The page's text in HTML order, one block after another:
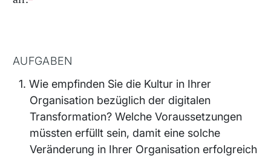
AUFGABEN
Wie empfinden Sie die Kultur in Ihrer
Organisation bezüglich der digitalen
Transformation? Welche Voraussetzungen
müssten erfüllt sein, damit eine solche
Veränderung in Ihrer Organisation erfolgreich